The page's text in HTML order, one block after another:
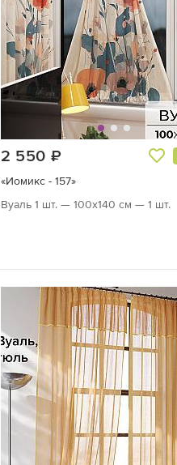
2 550
«Иомикс - 157»
Вуаль 1 шт. — 100х140 см — 1 шт.